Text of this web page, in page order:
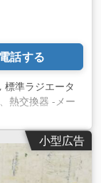
電話する
, 標準ラジエータ
熱交換器 -メー
30R-11Aか
-圧
Asvcxzaja
小型広告